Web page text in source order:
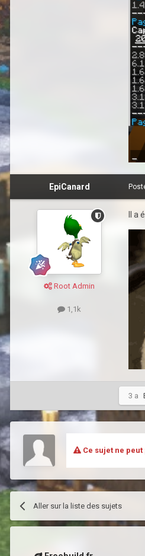
EpiCanard
Root Admin
1,1k
Il
3 a
Ce sujet ne
Aller sur la liste des sujets